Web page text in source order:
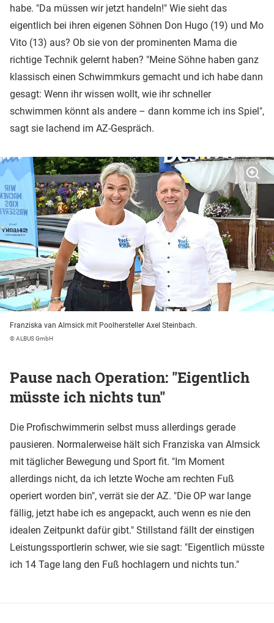
habe. "Da müssen wir jetzt handeln!" Wie sieht das
eigentlich bei ihren eigenen Söhnen Don Hugo (19) und Mo
Vito (13) aus? Ob sie von der prominenten Mama die
richtige Technik gelernt haben? "Meine Söhne haben ganz
klassisch einen Schwimmkurs gemacht und ich habe dann
gesagt: Wenn ihr wissen wollt, wie ihr schneller
schwimmen könnt als andere – dann komme ich ins Spiel",
sagt sie lachend im AZ-Gespräch.
Franziska van Almsick mit Poolhersteller Axel Steinbach.
© ALBUS GmbH
Pause nach Operation: "Eigentlich
müsste ich nichts tun"
Die Profischwimmerin selbst muss allerdings gerade
pausieren. Normalerweise hält sich Franziska van Almsick
mit täglicher Bewegung und Sport fit. "Im Moment
allerdings nicht, da ich letzte Woche am rechten Fuß
operiert worden bin", verrät sie der AZ. "Die OP war lange
fällig, jetzt habe ich es angepackt, auch wenn es nie den
idealen Zeitpunkt dafür gibt." Stillstand fällt der einstigen
Leistungssportlerin schwer, wie sie sagt: "Eigentlich müsste
ich 14 Tage lang den Fuß hochlagern und nichts tun."